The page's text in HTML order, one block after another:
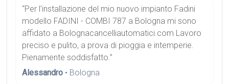
“Per l'installazione del mio nuovo impianto Fadini
modello FADINI - COMBI 787 a Bologna mi sono
affidato a Bolognacancelliautomatici.com Lavoro
preciso e pulito, a prova di pioggia e intemperie.
Pienamente soddisfatto.”
Alessandro • Bologna